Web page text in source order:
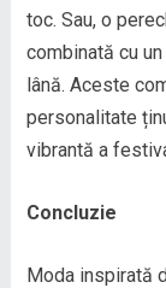
toc. Sau, o
combinată cu
lână. Aceste
personalitate
vibrantă a
Concluzie
Moda inspirată